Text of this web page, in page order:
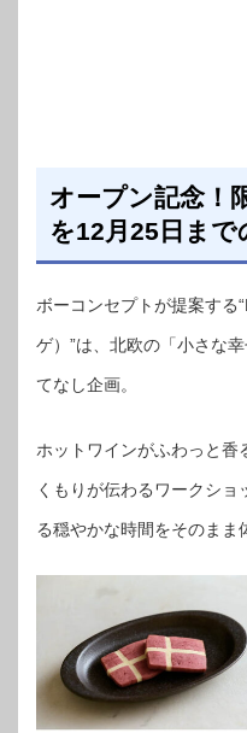
オープン記念！
を12月25日まで
ボーコンセプトが提案する
ゲ）”は、北欧の「小さな
てなし企画。
ホットワインがふわっと香
くもりが伝わるワークシ
る穏やかな時間をそのまま